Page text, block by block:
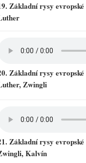
Základní rysy
Základní rysy
Zwingli
Základní rysy
Kalvín